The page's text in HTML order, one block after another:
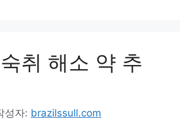
취 해소 약 추
성자: brazilssull.com